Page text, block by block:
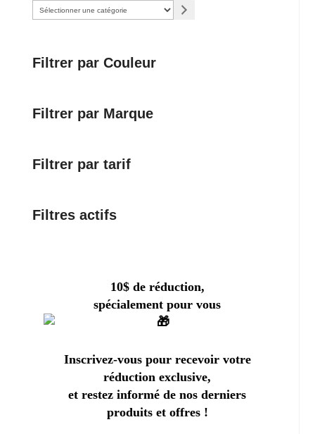
Filtrer par Couleur
Filtrer par Marque
Filtrer par tarif
Filtres actifs
10$ de réduction,
spécialement pour vous
Inscrivez-vous pour recevoir votre
réduction exclusive,
et restez informé de nos derniers
produits et offres !